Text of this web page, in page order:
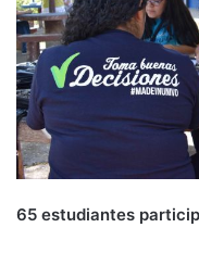
65 estudiantes